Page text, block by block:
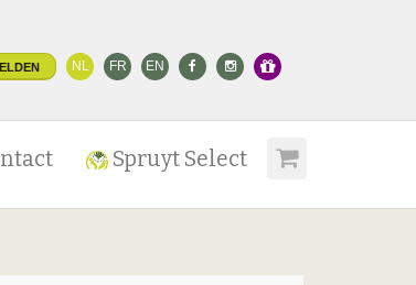
NL FR EN
Spruyt Select